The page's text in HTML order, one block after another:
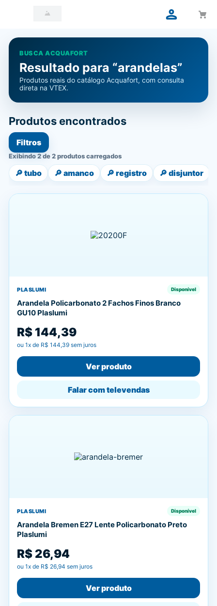
BUSCA ACQUAFORT
Resultado para “arandelas”
Produtos reais do catálogo Acquafort, com consulta
direta na VTEX.
Produtos encontrados
Filtros
Exibindo 2 de 2 produtos carregados
🔎 tubo 🔎 amanco 🔎 registro 🔎 disjuntor
PLASLUMI Disponível
Arandela Policarbonato 2 Fachos Finos Branco
GU10 Plaslumi
R$ 144,39
ou 1x de R$ 144,39 sem juros
Ver produto
Falar com televendas
PLASLUMI Disponível
Arandela Bremen E27 Lente Policarbonato Preto
Plaslumi
R$ 26,94
ou 1x de R$ 26,94 sem juros
Ver produto